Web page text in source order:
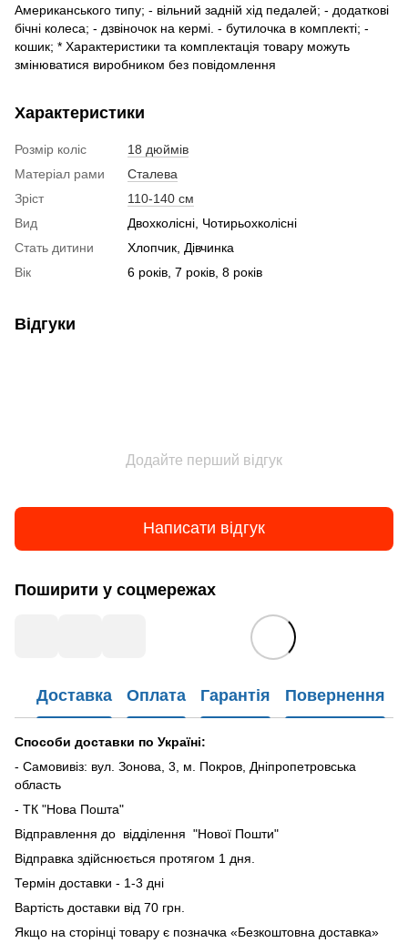
Американського типу; - вільний задній хід педалей; - додаткові
бічні колеса; - дзвіночок на кермі. - бутилочка в комплекті; -
кошик; * Характеристики та комплектація товару можуть
змінюватися виробником без повідомлення
Характеристики
Розмір коліс
18 дюймів
Матеріал рами
Сталева
Зріст
110-140 см
Вид
Двохколісні, Чотирьохколісні
Стать дитини
Хлопчик, Дівчинка
Вік
6 років, 7 років, 8 років
Відгуки
Додайте перший відгук
Написати відгук
Поширити у соцмережах
Доставка Оплата Гарантія Повернення
Способи доставки по Україні:
- Самовивіз: вул. Зонова, 3, м. Покров, Дніпропетровська
область
- ТК "Нова Пошта"
Відправлення до відділення "Нової Пошти"
Відправка здійснюється протягом 1 дня.
Термін доставки - 1-3 дні
Вартість доставки від 70 грн.
Якщо на сторінці товару є позначка «Безкоштовна доставка»